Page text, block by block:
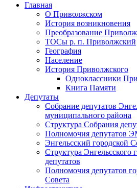
Главная
О Приволжском
История возникновения
Преобразование
ТОСы р. п. Приволжский
География
Население
История Приволжского
Одноклассники
Книга Памяти
Депутаты
Собрание депутатов
муниципального района
Структура Собрания
Полномочия депутатов
Энгельсский городской
Структура Энгельсского
депутатов
Полномочия депутатов
Совета